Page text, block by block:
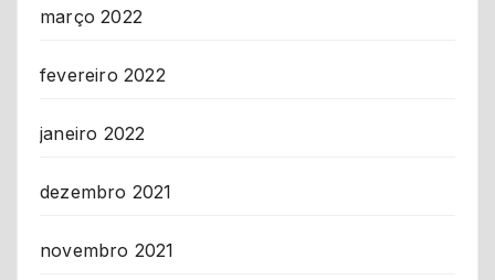
março 2022
fevereiro 2022
janeiro 2022
dezembro 2021
novembro 2021